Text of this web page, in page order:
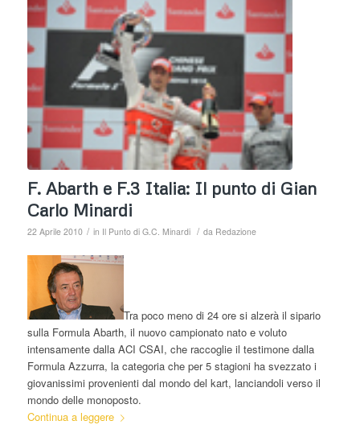
F. Abarth e F.3 Italia: Il punto di Gian
Carlo Minardi
22 Aprile 2010 / in Il Punto di G.C. Minardi / da Redazione
Tra poco meno di 24 ore si alzerà il sipario
sulla Formula Abarth, il nuovo campionato nato e voluto
intensamente dalla ACI CSAI, che raccoglie il testimone dalla
Formula Azzurra, la categoria che per 5 stagioni ha svezzato i
giovanissimi provenienti dal mondo del kart, lanciandoli verso il
mondo delle monoposto.
Continua a leggere